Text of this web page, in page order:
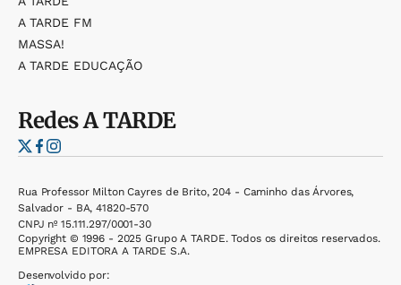
A TARDE FM
MASSA!
A TARDE EDUCAÇÃO
RedesA TARDE
Rua Professor Milton Cayres de Brito, 204 - Caminho das Árvores,
Salvador - BA, 41820-570
CNPJ nº 15.111.297/0001-30
Copyright © 1996 - 2025 Grupo A TARDE. Todos os direitos reservados.
EMPRESA EDITORA A TARDE S.A.
Desenvolvido por: